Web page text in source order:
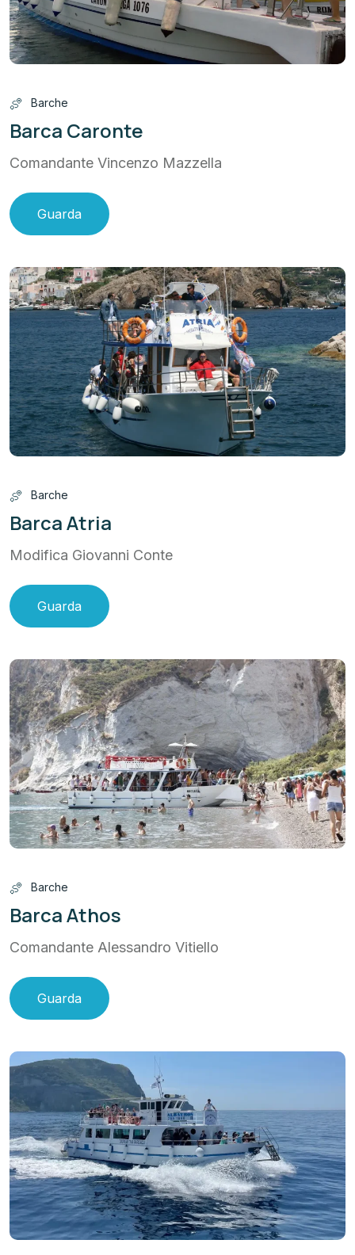
Barche
Barca Caronte
Comandante Vincenzo Mazzella
Guarda
Barche
Barca Atria
Modifica Giovanni Conte
Guarda
Barche
Barca Athos
Comandante Alessandro Vitiello
Guarda